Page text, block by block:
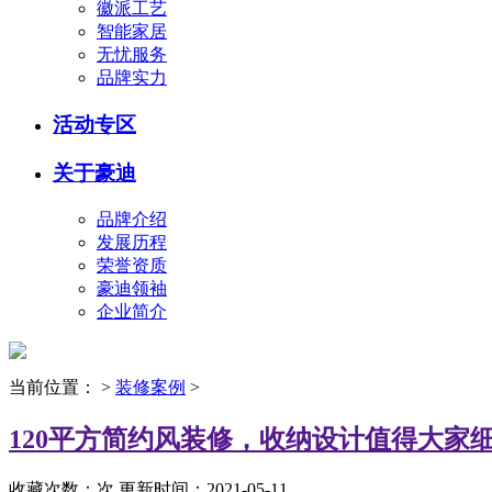
徽派工艺
智能家居
无忧服务
品牌实力
活动专区
关于豪迪
品牌介绍
发展历程
荣誉资质
豪迪领袖
企业简介
当前位置： > 装修案例 >
120平方简约风装修，收纳设计值得大家